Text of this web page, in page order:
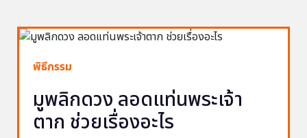
พิธีกรรม
มูพลิกดวง ลอดแท่นพระเจ้า
ตาก ช่วยเรื่องอะไร